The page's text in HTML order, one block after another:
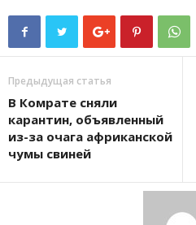
Предыдущая статья
В Комрате сняли
карантин, объявленный
из-за очага африканской
чумы свиней